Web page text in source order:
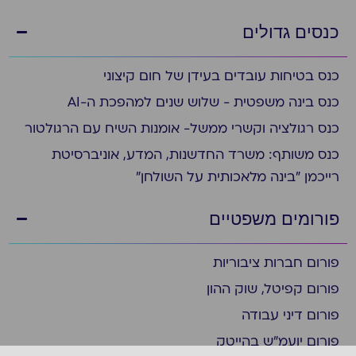
כנסים גדולים
כנס בטיחות עובדים בעידן של חום קיצוני
כנס בינה משפטית - שלוש שנים למהפכת ה-AI
כנס רגולציה וקשרי ממשל- אומנות השיח עם הרגולטור
כנס משותף: משרד החדשנות, המדע, אוניברסיטת
רייכמן "בינה מלאכותית על השולחן"
פורומים משפטיים
פורום חברות ציבוריות
פורום קפיטל, שוק ההון
פורום דיני עבודה
פורום יועמ"ש בהייטק